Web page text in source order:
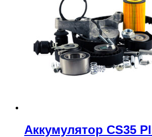
Аккумулятор CS35